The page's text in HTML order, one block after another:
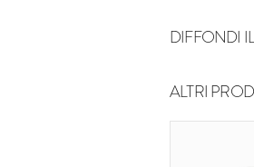
DIFFONDI
ALTRI